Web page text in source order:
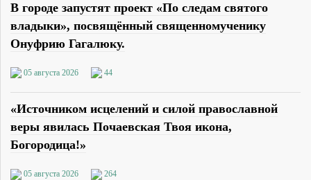
В городе запустят проект «По следам святого
владыки», посвящённый священномученику
Онуфрию Гагалюку.
05 августа 2026 44
«Источником исцелений и силой православной
веры явилась Почаевская Твоя икона,
Богородица!»
05 августа 2026 264